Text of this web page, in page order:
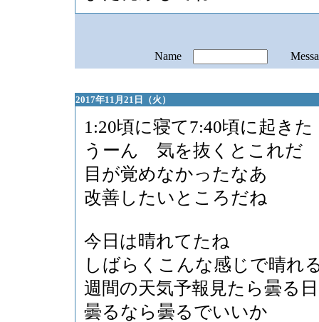
Name
2017年11月21日（火）
1:20頃に寝て7:40頃に起きた
うーん 気を抜くとこれだ
目が覚めなかったなあ
改善したいところだね
今日は晴れてたね
しばらくこんな感じで晴れ
週間の天気予報見たら曇る
曇るなら曇るでいいか